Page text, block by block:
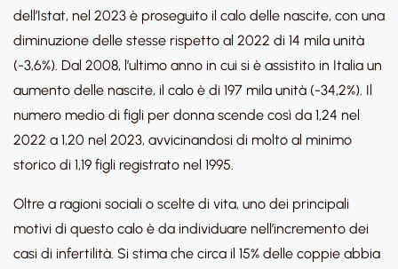
dell’Istat, nel 2023 è proseguito il calo delle nascite, con una
diminuzione delle stesse rispetto al 2022 di 14 mila unità
(-3,6%). Dal 2008, l’ultimo anno in cui si è assistito in Italia un
aumento delle nascite, il calo è di 197 mila unità (-34,2%). Il
numero medio di figli per donna scende così da 1,24 nel
2022 a 1,20 nel 2023, avvicinandosi di molto al minimo
storico di 1,19 figli registrato nel 1995.
Oltre a ragioni sociali o scelte di vita, uno dei principali
motivi di questo calo è da individuare nell’incremento dei
casi di infertilità. Si stima che circa il 15% delle coppie abbia